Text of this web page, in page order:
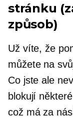
stránku
způsob)
Už víte, že
můžete na
Co jste ale
blokují
což má za